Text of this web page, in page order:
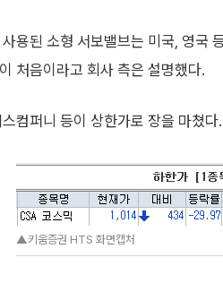
용된 소형 서보밸브는 미국, 영국
처음이라고 회사 측은 설명했다.
컴퍼니 등이 상한가로 장을 마쳤다.
▲키움증권 HTS 화면캡처